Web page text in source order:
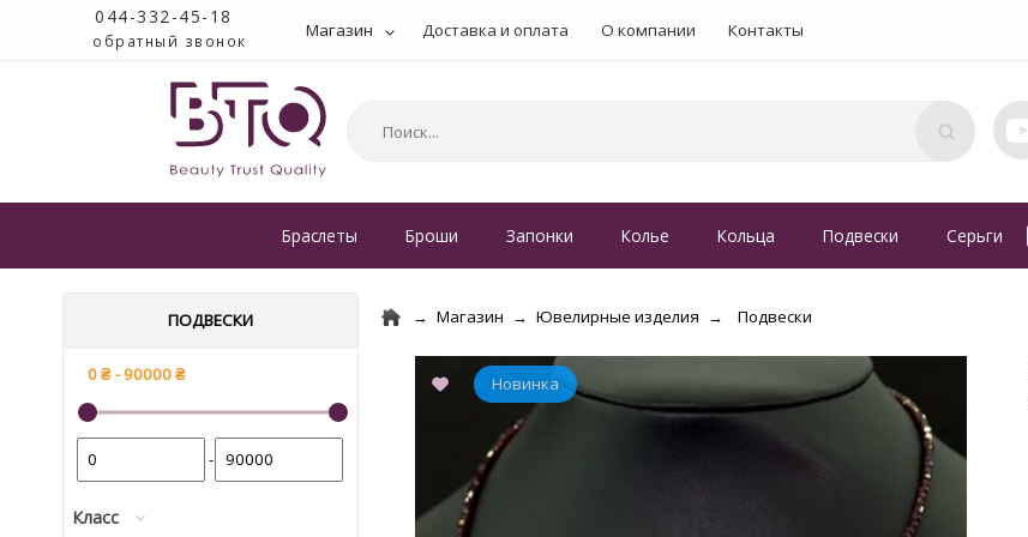
044-332-45-18
обратный звонок Магазин Доставка и оплата О компании Контакты
Браслеты Броши Запонки Колье Кольца Подвески Серьги
ПОДВЕСКИ
-
Класс
Магазин Ювелирные изделия Подвески